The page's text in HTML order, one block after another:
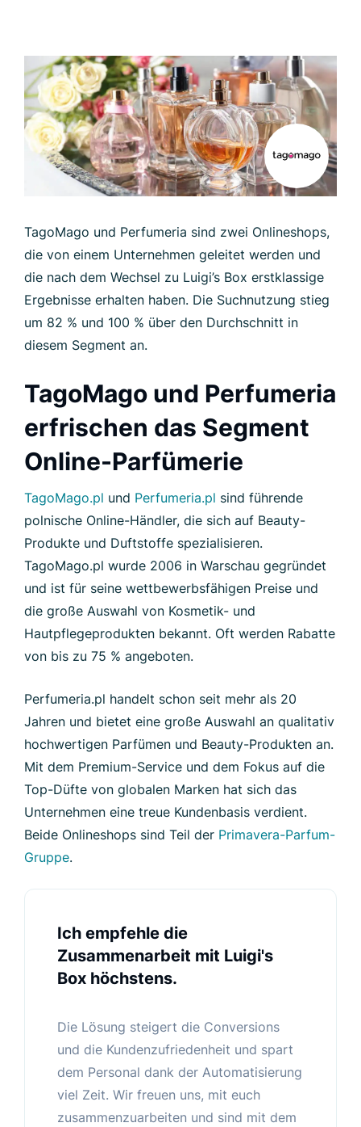
TagoMago und Perfumeria sind zwei Onlineshops,
die von einem Unternehmen geleitet werden und
die nach dem Wechsel zu Luigi’s Box erstklassige
Ergebnisse erhalten haben. Die Suchnutzung stieg
um 82 % und 100 % über den Durchschnitt in
diesem Segment an.
TagoMago und Perfumeria
erfrischen das Segment
Online-Parfümerie
TagoMago.pl und Perfumeria.pl sind führende
polnische Online-Händler, die sich auf Beauty-
Produkte und Duftstoffe spezialisieren.
TagoMago.pl wurde 2006 in Warschau gegründet
und ist für seine wettbewerbsfähigen Preise und
die große Auswahl von Kosmetik- und
Hautpflegeprodukten bekannt. Oft werden Rabatte
von bis zu 75 % angeboten.
Perfumeria.pl handelt schon seit mehr als 20
Jahren und bietet eine große Auswahl an qualitativ
hochwertigen Parfümen und Beauty-Produkten an.
Mit dem Premium-Service und dem Fokus auf die
Top-Düfte von globalen Marken hat sich das
Unternehmen eine treue Kundenbasis verdient.
Beide Onlineshops sind Teil der Primavera-Parfum-
Gruppe.
Ich empfehle die
Zusammenarbeit mit Luigi's
Box höchstens.
Die Lösung steigert die Conversions
und die Kundenzufriedenheit und spart
dem Personal dank der Automatisierung
viel Zeit. Wir freuen uns, mit euch
zusammenzuarbeiten und sind mit dem